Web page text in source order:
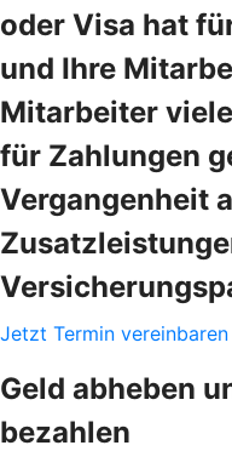
oder Visa hat
und Ihre
Mitarbeiter
für Zahlungen
Vergangenheit
Jetzt Termin vereinbaren
Geld abheben
bezahlen